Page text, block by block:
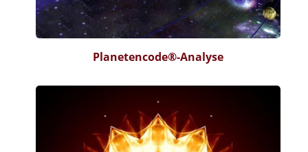
Planetencode®-Analyse